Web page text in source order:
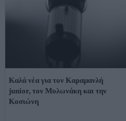
Καλά νέα για τον Καραμανλή
junior, τον Μυλωνάκη και την
Κοσιώνη